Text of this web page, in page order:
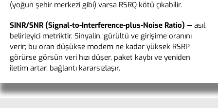
(yoğun şehir merkezi gibi) varsa RSRQ kötü çıkabilir.
SINR/SNR (Signal-to-Interference-plus-Noise Ratio) — asıl
belirleyici metriktir. Sinyalin, gürültü ve girişime oranını
verir; bu oran düşükse modem ne kadar yüksek RSRP
görürse görsün veri hızı düşer, paket kaybı ve yeniden
iletim artar, bağlantı kararsızlaşır.